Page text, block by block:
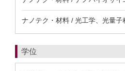
ナノテク・材料 / 光工学、光量子
学位